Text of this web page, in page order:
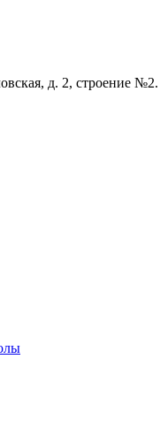
д. 2, строение №2.